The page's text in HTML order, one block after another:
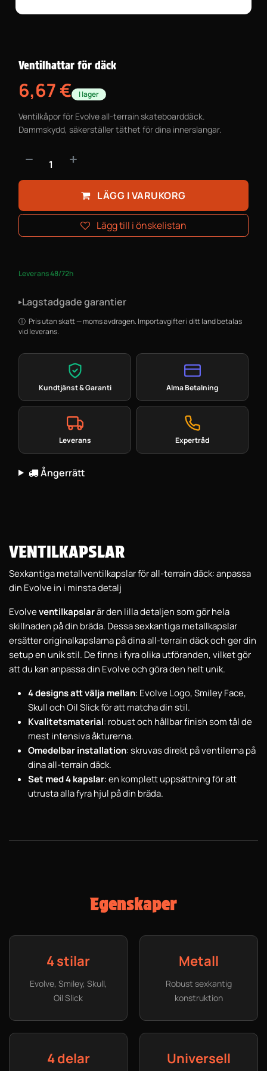
Ventilhattar för däck
6,67€ I lager
Ventilkåpor för Evolve all-terrain skateboarddäck.
Dammskydd, säkerställer täthet för dina innerslangar.
LÄGG I VARUKORG
Lägg till i önskelistan
Leverans 48/72h
▸Lagstadgade garantier
Pris utan skatt — moms avdragen. Importavgifter i ditt land betalas
vid leverans.
Kundtjänst & Garanti Alma Betalning
Leverans Expertråd
Ångerrätt
VENTILKAPSLAR
Sexkantiga metallventilkapslar för all-terrain däck: anpassa
din Evolve in i minsta detalj
Evolveventilkapslarär den lilla detaljen som gör hela
skillnaden på din bräda. Dessa sexkantiga metallkapslar
ersätter originalkapslarna på dina all-terrain däck och ger din
setup en unik stil. De finns i fyra olika utföranden, vilket gör
att du kan anpassa din Evolve och göra den helt unik.
4 designs att välja mellan: Evolve Logo, Smiley Face,
Skull och Oil Slick för att matcha din stil.
Kvalitetsmaterial: robust och hållbar finish som tål de
mest intensiva åkturerna.
Omedelbar installation: skruvas direkt på ventilerna på
dina all-terrain däck.
Set med 4 kapslar: en komplett uppsättning för att
utrusta alla fyra hjul på din bräda.
Egenskaper
4 stilar
Evolve, Smiley, Skull,
Oil Slick
Metall
Robust sexkantig
konstruktion
4 delar Universell